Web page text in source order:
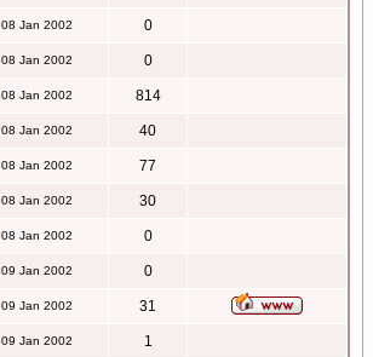
08 Jan 2002 0
08 Jan 2002 0
08 Jan 2002 814
08 Jan 2002 40
08 Jan 2002 77
08 Jan 2002 30
08 Jan 2002 0
09 Jan 2002 0
09 Jan 2002 31
09 Jan 2002 1